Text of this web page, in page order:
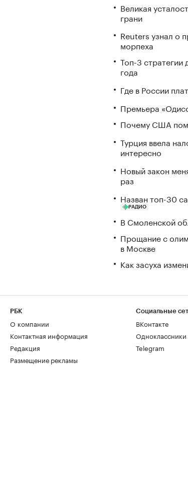
Великая
грани
Reuters узнал о
морпеха
Топ-3 стратегии
года
Где в России
Премьера
Почему США
Турция ввела
интересно
Новый закон
раз
Назван топ-30
РАДИО
В Смоленской
Прощание с
в Москве
Как засуха
РБК
О компании
Контактная информация
Редакция
Размещение рекламы
Социальные
ВКонтакте
Одноклассники
Telegram